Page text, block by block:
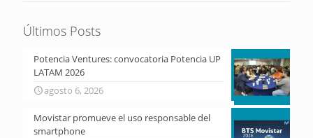
Últimos Posts
Potencia Ventures: convocatoria Potencia UP
LATAM 2026
agosto 6, 2026
Movistar promueve el uso responsable del
smartphone